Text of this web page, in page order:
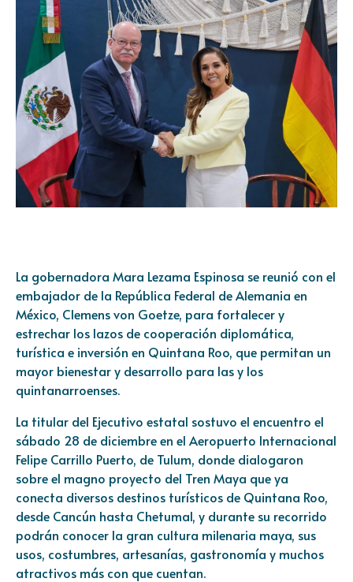
La gobernadora Mara Lezama Espinosa se reunió con el
embajador de la República Federal de Alemania en
México, Clemens von Goetze, para fortalecer y
estrechar los lazos de cooperación diplomática,
turística e inversión en Quintana Roo, que permitan un
mayor bienestar y desarrollo para las y los
quintanarroenses.
La titular del Ejecutivo estatal sostuvo el encuentro el
sábado 28 de diciembre en el Aeropuerto Internacional
Felipe Carrillo Puerto, de Tulum, donde dialogaron
sobre el magno proyecto del Tren Maya que ya
conecta diversos destinos turísticos de Quintana Roo,
desde Cancún hasta Chetumal, y durante su recorrido
podrán conocer la gran cultura milenaria maya, sus
usos, costumbres, artesanías, gastronomía y muchos
atractivos más con que cuentan.